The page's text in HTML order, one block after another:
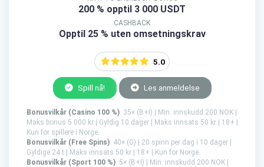
200 % opptil 3 000 USDT
CASHBACK
Opptil 25 % uten omsetningskrav
5.0
Spill nå! Les anmeldelse
Bonusvilkår (Casino 100 %): 35× (B+I) | Min. innskudd 200 NOK |
Maks bonus 5 000 kr | Gyldig 10 dager | Maks innsats 50 kr | 18+ |
Kun for spillere i Norge.
Bonusvilkår (Free Spins): 40× (G) | 20 spinn per dag i 10 dager |
Gyldige 24 t | Maks innsats 50 kr | 18+ | Kun for Norge.
Bonusvilkår (Sport 100 %): 5× (B+I) | Min. innskudd 200 NOK |